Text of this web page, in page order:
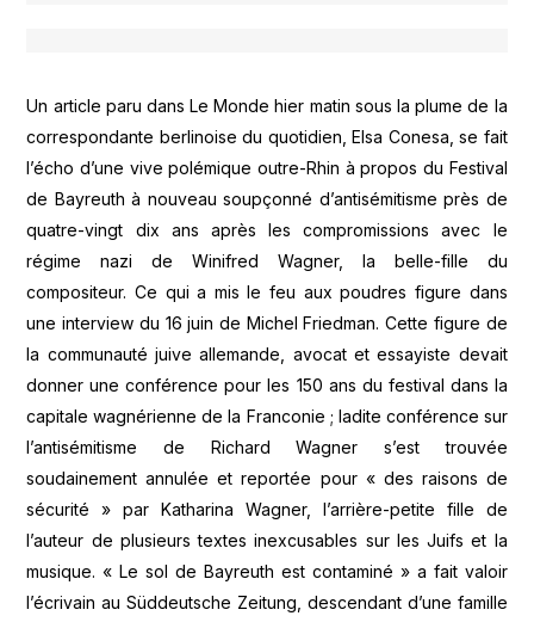
Un article paru dans Le Monde hier matin sous la plume de la
correspondante berlinoise du quotidien, Elsa Conesa, se fait
l’écho d’une vive polémique outre-Rhin à propos du Festival
de Bayreuth à nouveau soupçonné d’antisémitisme près de
quatre-vingt dix ans après les compromissions avec le
régime nazi de Winifred Wagner, la belle-fille du
compositeur. Ce qui a mis le feu aux poudres figure dans
une interview du 16 juin de Michel Friedman. Cette figure de
la communauté juive allemande, avocat et essayiste devait
donner une conférence pour les 150 ans du festival dans la
capitale wagnérienne de la Franconie ; ladite conférence sur
l’antisémitisme de Richard Wagner s’est trouvée
soudainement annulée et reportée pour « des raisons de
sécurité » par Katharina Wagner, l’arrière-petite fille de
l’auteur de plusieurs textes inexcusables sur les Juifs et la
musique. « Le sol de Bayreuth est contaminé » a fait valoir
l’écrivain au Süddeutsche Zeitung, descendant d’une famille